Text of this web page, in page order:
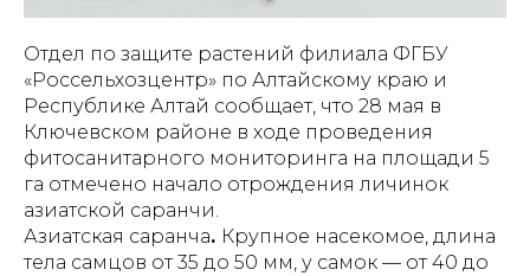
Отдел по защите растений филиала ФГБУ
«Россельхозцентр» по Алтайскому краю и
Республике Алтай сообщает, что 28 мая в
Ключевском районе в ходе проведения
фитосанитарного мониторинга на площади 5
га отмечено начало отрождения личинок
азиатской саранчи.
Азиатская саранча. Крупное насекомое, длина
тела самцов от 35 до 50 мм, у самок — от 40 до